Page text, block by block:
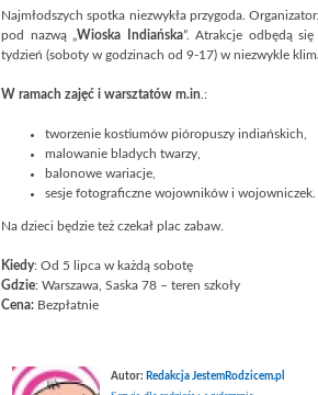
Najmłodszych spotka niezwykła przygoda.
pod nazwą „Wioska Indiańska”. Atrakcje odbędą
tydzień (soboty w godzinach od 9-17) w niezwykle
W ramach zajęć i warsztatów m.in .:
tworzenie kostiumów pióropuszy indiańskich,
malowanie bladych twarzy,
balonowe wariacje,
sesje fotograficzne wojowników i wojowniczek.
Na dzieci będzie też czekał plac zabaw.
Kiedy: Od 5 lipca w każdą sobotę
Gdzie: Warszawa, Saska 78 – teren szkoły
Cena: Bezpłatnie
Autor: Redakcja JestemRodzicem.pl